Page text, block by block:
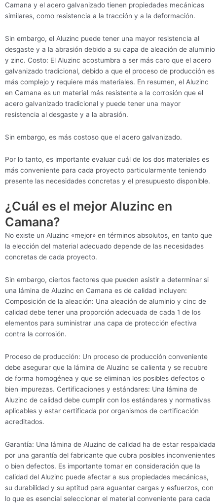
Camana y el acero galvanizado tienen propiedades mecánicas
similares, como resistencia a la tracción y a la deformación.
Sin embargo, el Aluzinc puede tener una mayor resistencia al
desgaste y a la abrasión debido a su capa de aleación de aluminio
y zinc. Costo: El Aluzinc acostumbra a ser más caro que el acero
galvanizado tradicional, debido a que el proceso de producción es
más complejo y requiere más materiales. En resumen, el Aluzinc
en Camana es un material más resistente a la corrosión que el
acero galvanizado tradicional y puede tener una mayor
resistencia al desgaste y a la abrasión.
Sin embargo, es más costoso que el acero galvanizado.
Por lo tanto, es importante evaluar cuál de los dos materiales es
más conveniente para cada proyecto particularmente teniendo
presente las necesidades concretas y el presupuesto disponible.
¿Cuál es el mejor Aluzinc en
Camana?
No existe un Aluzinc «mejor» en términos absolutos, en tanto que
la elección del material adecuado depende de las necesidades
concretas de cada proyecto.
Sin embargo, ciertos factores que pueden asistir a determinar si
una lámina de Aluzinc en Camana es de calidad incluyen:
Composición de la aleación: Una aleación de aluminio y cinc de
calidad debe tener una proporción adecuada de cada 1 de los
elementos para suministrar una capa de protección efectiva
contra la corrosión.
Proceso de producción: Un proceso de producción conveniente
debe asegurar que la lámina de Aluzinc se calienta y se recubre
de forma homogénea y que se eliminan los posibles defectos o
bien impurezas. Certificaciones y estándares: Una lámina de
Aluzinc de calidad debe cumplir con los estándares y normativas
aplicables y estar certificada por organismos de certificación
acreditados.
Garantía: Una lámina de Aluzinc de calidad ha de estar respaldada
por una garantía del fabricante que cubra posibles inconvenientes
o bien defectos. Es importante tomar en consideración que la
calidad del Aluzinc puede afectar a sus propiedades mecánicas,
su durabilidad y su aptitud para aguantar cargas y esfuerzos, con
lo que es esencial seleccionar el material conveniente para cada